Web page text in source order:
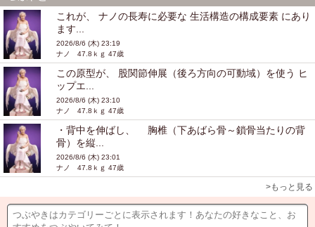
これが、 ナノの長寿に必要な 生活構造の構成要素 にあり
ます...
2026/8/6 (木) 23:19
ナノ 47.8ｋｇ 47歳
この原型が、 股関節伸展（後ろ方向の可動域）を使う ヒ
ップエ...
2026/8/6 (木) 23:10
ナノ 47.8ｋｇ 47歳
・背中を伸ばし、 胸椎（下あばら骨～鎖骨当たりの背
骨）を縦...
2026/8/6 (木) 23:01
ナノ 47.8ｋｇ 47歳
>もっと見る